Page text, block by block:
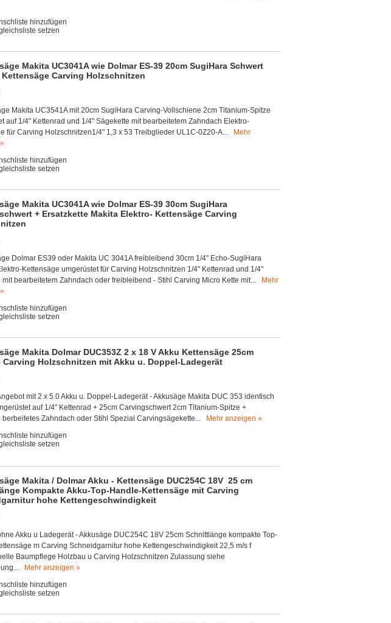
hinzufügen
setzen
Makita UC3041A wie Dolmar ES-39 20cm SugiHara Schwert
Kettensäge Carving Holzschnitzen
Makita UC3541A mit 20cm SugiHara Carving-Vollschiene 2cm Titanium-Spitze
auf 1/4" Kettenrad und 1/4" Sägekette mit bearbeitetem Zahndach Elektro-
für Carving Holzschnitzen1/4" 1,3 x 53 Treibglieder UL1C-0Z20-A...
Mehr
hinzufügen
setzen
Makita UC3041A wie Dolmar ES-39 30cm SugiHara
+ Ersatzkette Makita Elektro- Kettensäge Carving
Dolmar ES39 oder Makita UC 3041A freibleibend 30cm 1/4" Echo-SugiHara
Kettensäge umgerüstet für Carving Holzschnitzen 1/4" Kettenrad und 1/4"
mit bearbeitetem Zahndach oder freibleibend - Stihl Carving Micro Kette mit...
Mehr
hinzufügen
setzen
Makita Dolmar DUC353Z 2 x 18 V Akku Kettensäge 25cm
Carving Holzschnitzen mit Akku u. Doppel-Ladegerät
mit 2 x 5.0 Akku u. Doppel-Ladegerät - Akkusäge Makita DUC 353 identisch
auf 1/4" Kettenrad + 25cm Carvingschwert 2cm Titanium-Spitze +
berbeitetes Zahndach oder Stihl Spezial Carvingsägekette...
Mehr anzeigen »
hinzufügen
setzen
Makita / Dolmar Akku - Kettensäge DUC254C 18V 25 cm
Kompakte Akku-Top-Handle-Kettensäge mit Carving
hohe Kettengeschwindigkeit
Akku u Ladegerät - Akkusäge DUC254C 18V 25cm Schnittlänge kompakte Top-
m Carving Schneidgarnitur hohe Kettengeschwindigkeit 22,5 m/s f
Baumpflege Holzbau u Carving Holzschnitzen Zulassung siehe
Mehr anzeigen »
hinzufügen
setzen